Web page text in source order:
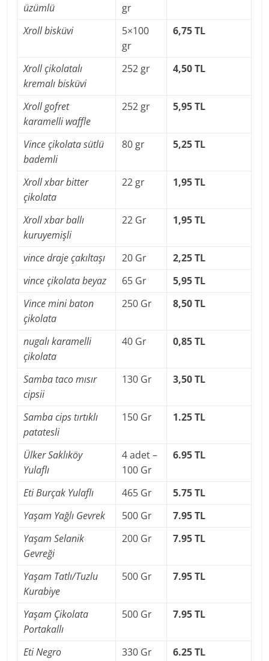
üzümlü
gr
Xroll bisküvi
5×100
gr
6,75 TL
Xroll çikolatalı
kremalı bisküvi
252 gr 4,50 TL
Xroll gofret
karamelli waffle
252 gr 5,95 TL
Vince çikolata sütlü
bademli
80 gr 5,25 TL
Xroll xbar bitter
çikolata
22 gr 1,95 TL
Xroll xbar ballı
kuruyemişli
22 Gr 1,95 TL
vince draje çakıltaşı 20 Gr
2,25 TL
vince çikolata beyaz
65 Gr
5,95 TL
Vince mini baton
çikolata
250 Gr 8,50 TL
nugalı karamelli
çikolata
40 Gr 0,85 TL
Samba taco mısır
cipsii
130 Gr 3,50 TL
Samba cips tırtıklı
patatesli
150 Gr 1.25 TL
Ülker Saklıköy
Yulaflı
4 adet –
100 Gr
6.95 TL
Eti Burçak Yulaflı 465 Gr
5.75 TL
Yaşam Yağlı Gevrek
500 Gr
7.95 TL
Yaşam Selanik
Gevreği
200 Gr 7.95 TL
Yaşam Tatlı/Tuzlu
Kurabiye
500 Gr 7.95 TL
Yaşam Çikolata
Portakallı
500 Gr 7.95 TL
Eti Negro 330 Gr 6.25 TL